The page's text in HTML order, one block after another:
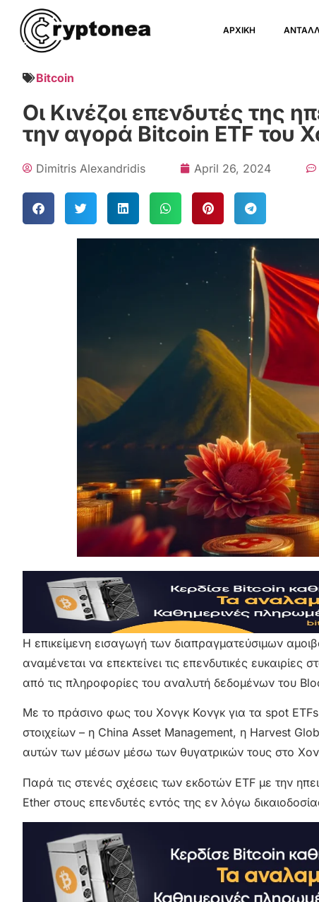
ΑΡΧΙΚΗ
Bitcoin
Οι Κινέζοι επενδυτές της
την αγορά Bitcoin ETF του
Dimitris Alexandridis April 26, 2024
Η επικείμενη εισαγωγή των διαπραγματεύσιμων
αναμένεται να επεκτείνει τις επενδυτικές
από τις πληροφορίες του αναλυτή δεδομένων του
Με το πράσινο φως του Χονγκ Κονγκ για τα spot ETFs
στοιχείων – η China Asset Management, η Harvest
αυτών των μέσων μέσω των θυγατρικών τους στο
Παρά τις στενές σχέσεις των εκδοτών ETF με την
Ether στους επενδυτές εντός της εν λόγω